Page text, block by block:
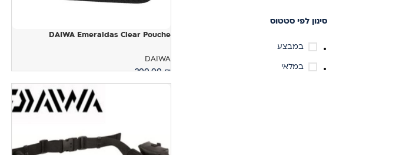
סינון לפי סטטוס
במבצע
במלאי
DAIWA Emeraldas Clear Pouche
DAIWA
200.00₪